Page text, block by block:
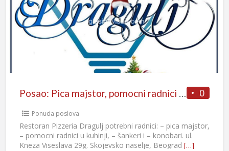
0
Posao: Pica majstor, pomocni radnici u kuhinji, šankeri i konobari
Ponuda poslova
Restoran Pizzeria Dragulj potrebni radnici: – pica majstor,
– pomocni radnici u kuhinji, – šankeri i – konobari. ul.
Kneza Viseslava 29g. Skojevsko naselje, Beograd […]